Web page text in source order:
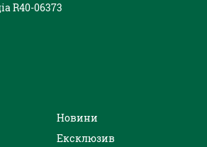
R40-06373
Новини
Ексклюзив